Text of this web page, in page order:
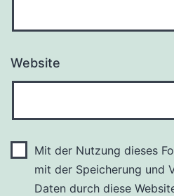
Website
Mit der Nutzung dieses
mit der Speicherung und
Daten durch diese